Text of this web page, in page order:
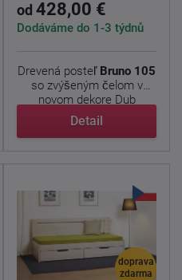
od 428,00 €
Dodáváme do 1-3 týdnů
Drevená posteľ Bruno 105
so zvýšeným čelom v
novom dekore Dub
nebraska ...
Detail
doprava
zdarma